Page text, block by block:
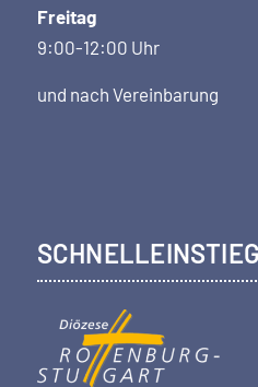
Freitag
9:00-12:00 Uhr
und nach Vereinbarung
SCHNELLEINSTIEG